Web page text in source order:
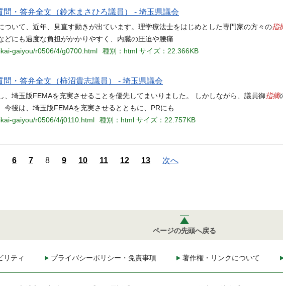
・答弁全文（鈴木まさひろ議員） - 埼玉県議会
ついて、近年、見直す動きが出ています。理学療法士をはじめとした専門家の方々の指
どにも過度な負担がかかりやすく、内臓の圧迫や腰痛
gaiyou/r0506/4/g0700.html
種別：html サイズ：22.366KB
・答弁全文（柿沼貴志議員） - 埼玉県議会
、埼玉版FEMAを充実させることを優先してまいりました。 しかしながら、議員御指摘
後は、埼玉版FEMAを充実させるとともに、PRにも
gaiyou/r0506/4/j0110.html
種別：html サイズ：22.757KB
6 7 8 9 10 11 12 13 次へ
ページの先頭へ戻る
リティ プライバシーポリシー・免責事項 著作権・リンクについて